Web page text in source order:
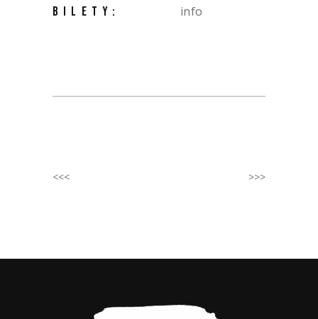
BILETY: info
<<< >>>